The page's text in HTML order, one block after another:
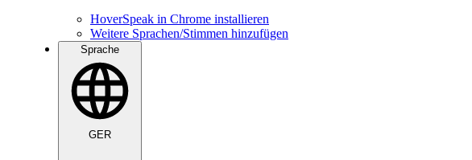
HoverSpeak in Chrome installieren
Weitere Sprachen/Stimmen hinzufügen
Sprache
GER